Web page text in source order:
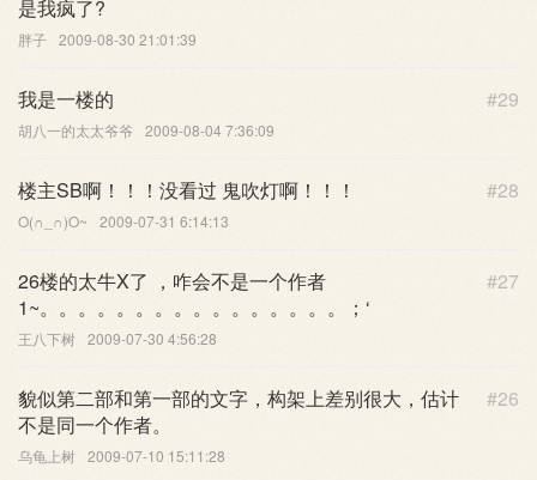
是我疯了?
胖子 2009-08-30 21:01:39
#29
我是一楼的
胡八一的太太爷爷 2009-08-04 7:36:09
#28
楼主SB啊！！！没看过 鬼吹灯啊！！！
O(∩_∩)O~ 2009-07-31 6:14:13
#27
26楼的太牛X了 ，咋会不是一个作者
1~。。。。。。。。。。。。。。。。；‘
王八下树 2009-07-30 4:56:28
#26
貌似第二部和第一部的文字，构架上差别很大，估计
不是同一个作者。
乌龟上树 2009-07-10 15:11:28